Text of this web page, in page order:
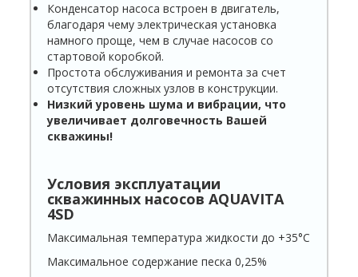
Конденсатор насоса встроен в двигатель,
благодаря чему электрическая установка
намного проще, чем в случае насосов со
стартовой коробкой.
Простота обслуживания и ремонта за счет
отсутствия сложных узлов в конструкции.
Низкий уровень шума и вибрации, что
увеличивает долговечность Вашей
скважины!
Условия эксплуатации
скважинных насосов AQUAVITA
4SD
Максимальная температура жидкости до +35°С
Максимальное содержание песка 0,25%